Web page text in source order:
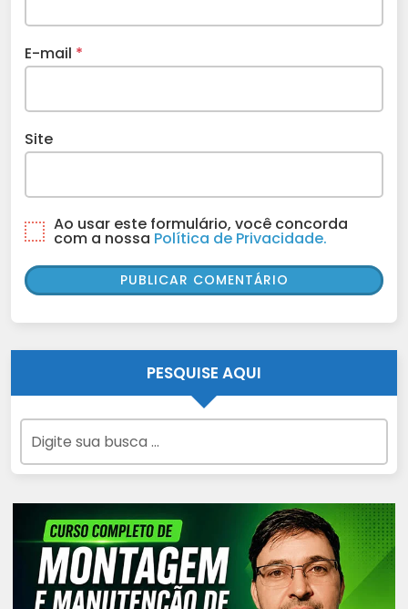
E-mail *
Site
Ao usar este formulário, você concorda
com a nossa Política de Privacidade.
PESQUISE AQUI